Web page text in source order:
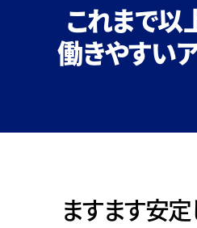
これまで以
働きやすい
ますます安